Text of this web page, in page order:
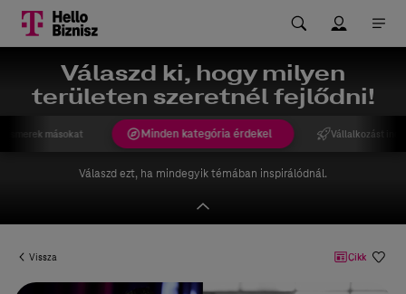
Válaszd ki, hogy milyen
területen szeretnél fejlődni!
Minden kategória érdekel Vállalkozást
másokat
Válaszd ezt, ha mindegyik témában inspirálódnál.
Vissza Cikk